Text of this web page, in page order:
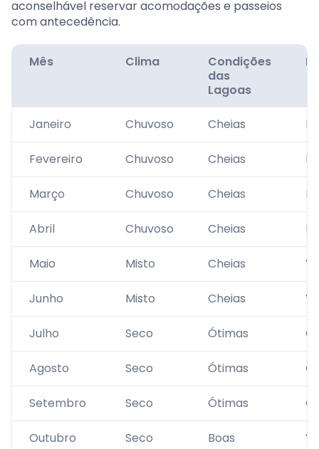
aconselhável reservar acomodações e passeios
com antecedência.
Mês Clima
Condições
das
Lagoas
Janeiro Chuvoso Cheias
Fevereiro Chuvoso Cheias
Março Chuvoso Cheias
Abril Chuvoso Cheias
Maio Misto Cheias
Junho Misto Cheias
Julho Seco Ótimas
Agosto Seco Ótimas
Setembro Seco Ótimas
Outubro Seco Boas